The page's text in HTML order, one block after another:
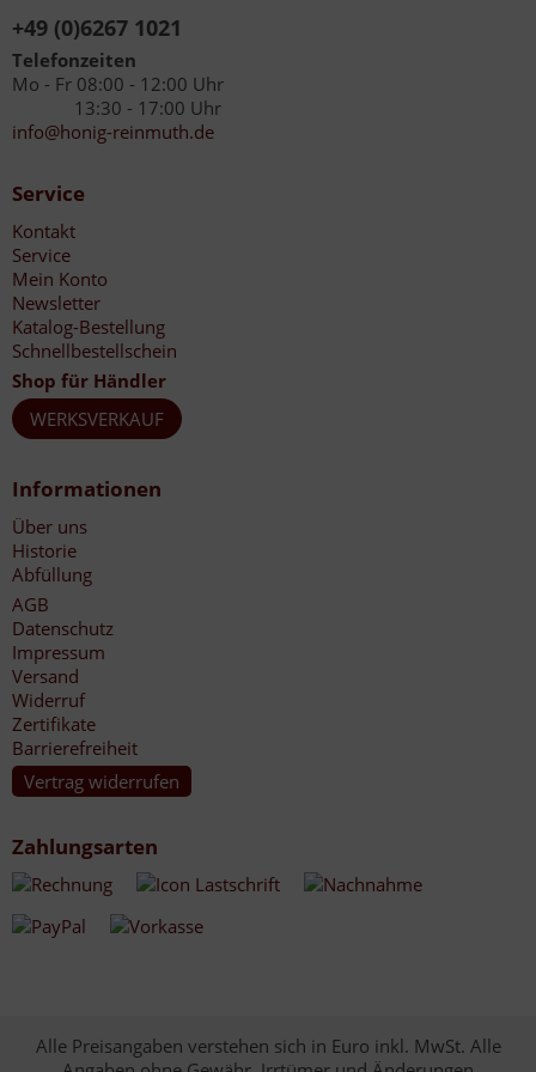
+49 (0)6267 1021
Telefonzeiten
Mo - Fr 08:00 - 12:00 Uhr
13:30 - 17:00 Uhr
info@honig-reinmuth.de
Service
Kontakt
Service
Mein Konto
Newsletter
Katalog-Bestellung
Schnellbestellschein
Shop für Händler
WERKSVERKAUF
Informationen
Über uns
Historie
Abfüllung
AGB
Datenschutz
Impressum
Versand
Widerruf
Zertifikate
Barrierefreiheit
Vertrag widerrufen
Zahlungsarten
Alle Preisangaben verstehen sich in Euro inkl. MwSt. Alle